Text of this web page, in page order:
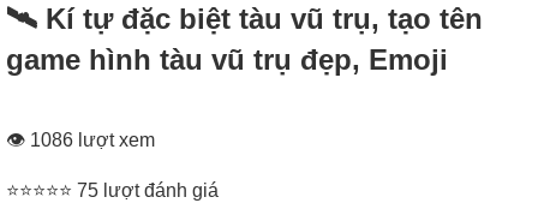
🛰️ Kí tự đặc biệt tàu vũ trụ, tạo tên
game hình tàu vũ trụ đẹp, Emoji
👁 1086 lượt xem
⭐⭐⭐⭐⭐ 75 lượt đánh giá